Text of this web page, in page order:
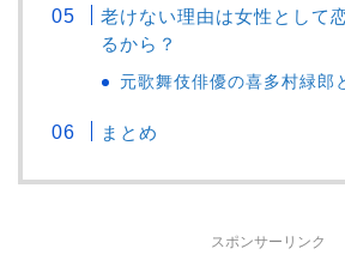
老けない理由は女性として
るから？
元歌舞伎俳優の喜多村緑郎
まとめ
スポンサーリンク